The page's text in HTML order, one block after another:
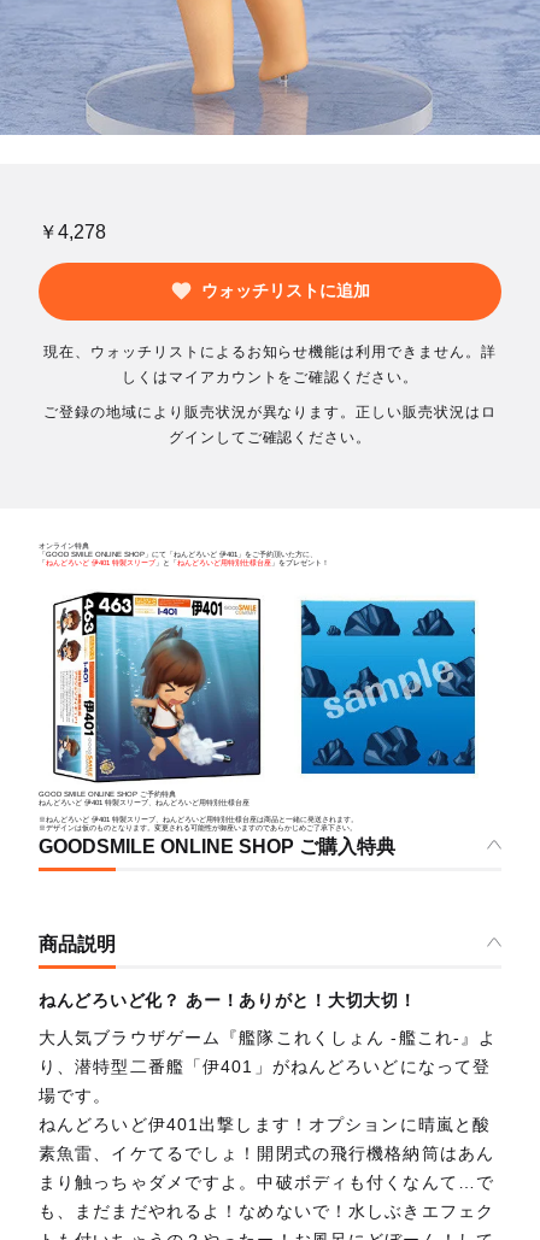
￥4,278
ウォッチリストに追加
現在、ウォッチリストによるお知らせ機能は利用できません。詳
しくはマイアカウントをご確認ください。
ご登録の地域により販売状況が異なります。正しい販売状況はロ
グインしてご確認ください。
オンライン特典
「GOOD SMILE ONLINE SHOP」にて「ねんどろいど 伊401」をご予約頂いた方に、
「ねんどろいど 伊401 特製スリーブ 」と「ねんどろいど用特別仕様台座 」をプレゼント！
GOOD SMILE ONLINE SHOP ご予約特典
ねんどろいど 伊401 特製スリーブ、ねんどろいど用特別仕様台座
※ねんどろいど 伊401 特製スリーブ、ねんどろいど用特別仕様台座は商品と一緒に発送されます。
※デザインは仮のものとなります。変更される可能性が御座いますのであらかじめご了承下さい。
GOODSMILE ONLINE SHOP ご購入特典
商品説明
ねんどろいど化？ あー！ありがと！大切大切！
大人気ブラウザゲーム『艦隊これくしょん -艦これ-』よ
り、潜特型二番艦「伊401」がねんどろいどになって登
場です。
ねんどろいど伊401出撃します！オプションに晴嵐と酸
素魚雷、イケてるでしょ！開閉式の飛行機格納筒はあん
まり触っちゃダメですよ。中破ボディも付くなんて…で
も、まだまだやれるよ！なめないで！水しぶきエフェク